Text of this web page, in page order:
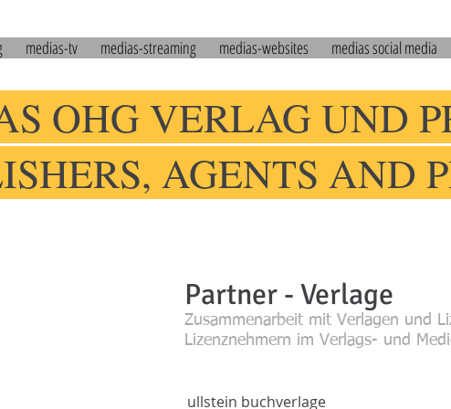
medias-tv medias-streaming medias-websites medias social media
OHG VERLAG UND
AGENTS AND
Partner - Verlage
Zusammenarbeit mit Verlagen und
Lizenznehmern im Verlags- und
ullstein buchverlage